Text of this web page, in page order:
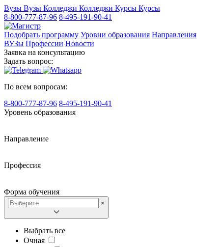
Вузы Вузы Колледжи Колледжи Курсы Курсы
8-800-777-87-96 8-495-191-90-41
Подобрать программу Уровни образования Направления
ВУЗы Профессии Новости
Заявка на консультацию
Задать вопрос:
По всем вопросам:
8-800-777-87-96 8-495-191-90-41
Уровень образования
Направление
Профессия
Форма обучения
×
Выбрать все
Очная